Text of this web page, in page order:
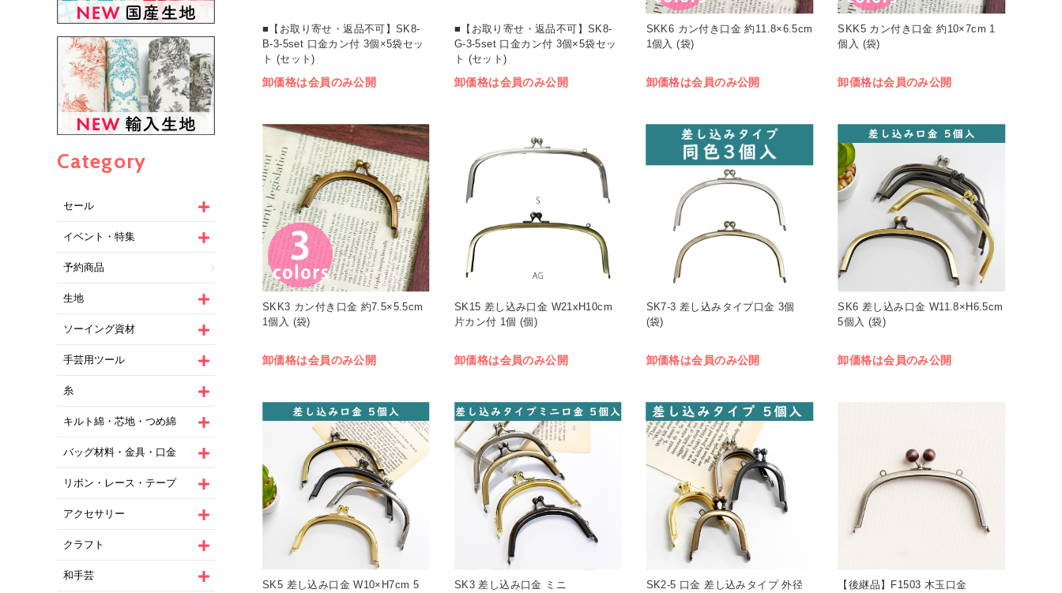
Category
セール
イベント・特集
予約商品
生地
ソーイング資材
手芸用ツール
糸
キルト綿・芯地・つめ綿
バッグ材料・金具・口金
リボン・レース・テープ
アクセサリー
クラフト
和手芸
■【お取り寄せ・返品不可】SK8-
B-3-5set 口金カン付 3個×5袋セッ
ト (セット)
卸価格は会員のみ公開
■【お取り寄せ・返品不可】SK8-
G-3-5set 口金カン付 3個×5袋セッ
ト (セット)
卸価格は会員のみ公開
SKK6 カン付き口金 約11.8×6.5cm
1個入 (袋)
卸価格は会員のみ公開
SKK5 カン付き口金 約10×7cm 1
個入 (袋)
卸価格は会員のみ公開
SKK3 カン付き口金 約7.5×5.5cm
1個入 (袋)
卸価格は会員のみ公開
SK15 差し込み口金 W21xH10cm
片カン付 1個 (個)
卸価格は会員のみ公開
SK7-3 差し込みタイプ口金 3個
(袋)
卸価格は会員のみ公開
SK6 差し込み口金 W11.8×H6.5cm
5個入 (袋)
卸価格は会員のみ公開
SK5 差し込み口金 W10×H7cm 5
SK3 差し込み口金 ミニ
SK2-5 口金 差し込みタイプ 外径
【後継品】F1503 木玉口金